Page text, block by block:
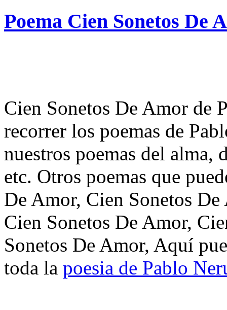
Poema Cien Sonetos De
Cien Sonetos De Amor de
recorrer los poemas de
nuestros poemas del alma,
etc. Otros poemas que
De Amor, Cien Sonetos
Cien Sonetos De Amor,
Sonetos De Amor, Aquí
toda la poesia de Pablo